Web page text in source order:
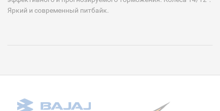
Яркий и современный питбайк.⠀